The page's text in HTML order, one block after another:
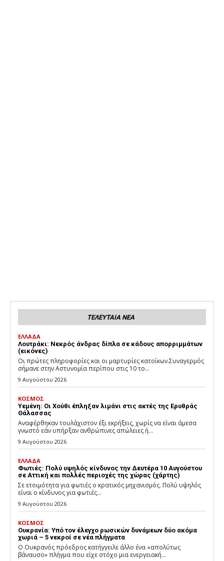
ΤΕΛΕΥΤΑΙΑ ΝΕΑ
ΕΛΛΑΔΑ
Λουτράκι: Νεκρός άνδρας δίπλα σε κάδους απορριμμάτων
(εικόνες)
Οι πρώτες πληροφορίες και οι μαρτυρίες κατοίκων.Συναγερμός
σήμανε στην Αστυνομία περίπου στις 10 το...
9 Αυγούστου 2026
ΚΟΣΜΟΣ
Υεμένη: Οι Χούθι έπληξαν λιμάνι στις ακτές της Ερυθράς
Θάλασσας
Αναφέρθηκαν τουλάχιστον έξι εκρήξεις, χωρίς να είναι άμεσα
γνωστό εάν υπήρξαν ανθρώπινες απώλειες ή...
9 Αυγούστου 2026
ΕΛΛΑΔΑ
Φωτιές: Πολύ υψηλός κίνδυνος την Δευτέρα 10 Αυγούστου
σε Αττική και πολλές περιοχές της χώρας (χάρτης)
Σε ετοιμότητα για φωτιές ο κρατικός μηχανισμός. Πολύ υψηλός
είναι ο κίνδυνος για φωτιές...
9 Αυγούστου 2026
ΚΟΣΜΟΣ
Ουκρανία: Υπό τον έλεγχο ρωσικών δυνάμεων δύο ακόμα
χωριά – 5 νεκροί σε νέα πλήγματα
Ο Ουκρανός πρόεδρος κατήγγειλε άλλο ένα «απολύτως
βάναυσο» πλήγμα που είχε στόχο μια ενεργειακή...